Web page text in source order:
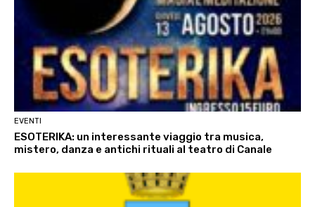
EVENTI
ESOTERIKA: un interessante viaggio tra musica,
mistero, danza e antichi rituali al teatro di Canale